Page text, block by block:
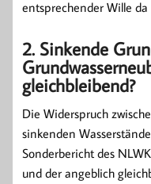
entsprechender Wille da
2. Sinkende
gleichbleibend?
Die Widerspruch
sinkenden
Sonderbericht des
und der angeblich